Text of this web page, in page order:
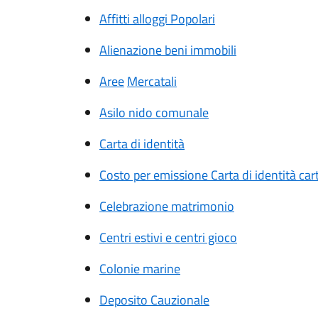
Affitti alloggi Popolari
Alienazione beni immobili
AreeMercatali
Asilo nido comunale
Carta di identità
Costo per emissione Carta di identità
Celebrazione matrimonio
Centri estivi e centri gioco
Colonie marine
Deposito Cauzionale